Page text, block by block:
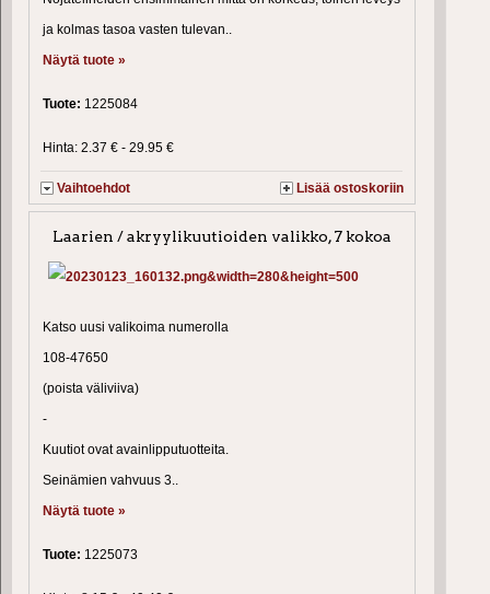
ja kolmas tasoa vasten tulevan..
Näytä tuote »
Tuote: 1225084
Hinta: 2.37 € - 29.95 €
Vaihtoehdot Lisää ostoskoriin
Laarien / akryylikuutioiden valikko, 7 kokoa
Katso uusi valikoima numerolla
108-47650
(poista väliviiva)
-
Kuutiot ovat avainlipputuotteita.
Seinämien vahvuus 3..
Näytä tuote »
Tuote: 1225073